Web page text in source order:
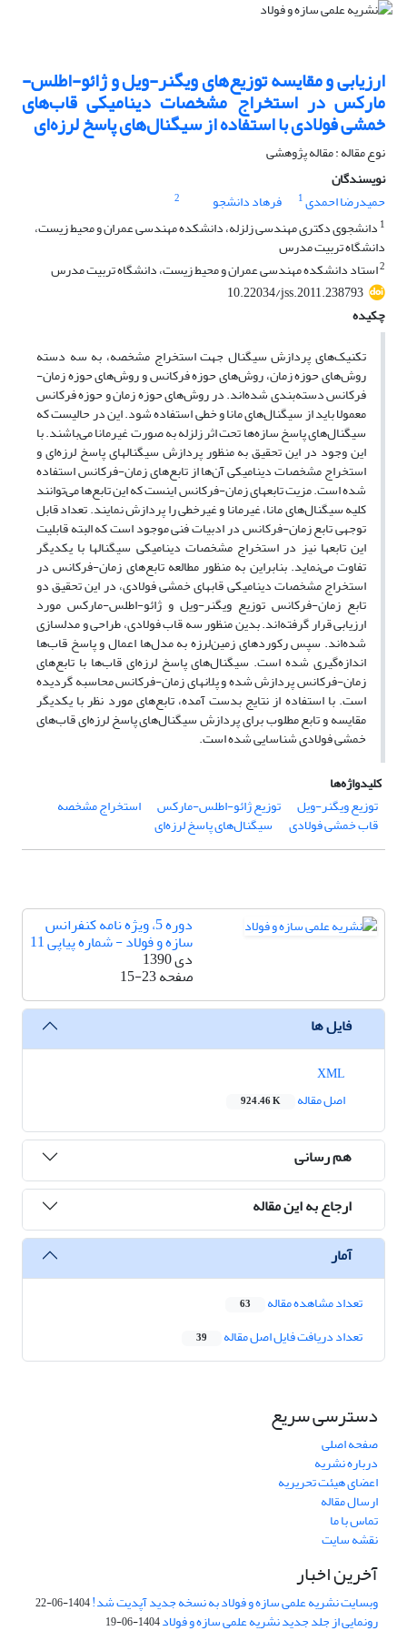
ارزیابی و مقایسه توزیع‌های ویگنر-ویل و ژائو-اطلس-
مارکس در استخراج مشخصات دینامیکی قاب‌های
خمشی فولادی با استفاده از سیگنال‌های پاسخ لرزه‌ای
نوع مقاله : مقاله پژوهشی
نویسندگان
حمیدرضا احمدی1 فرهاد دانشجو
2
1 دانشجوی دکتری مهندسی زلزله، دانشکده مهندسی عمران و محیط زیست،
دانشگاه تربیت مدرس
2استاد دانشکده مهندسی عمران و محیط زیست، دانشگاه تربیت مدرس
10.22034/jss.2011.238793
چکیده
تکنیک‌های پردازش سیگنال جهت استخراج مشخصه، به سه دسته
روش‌‏های حوزه زمان، روش‏‌های حوزه فرکانس و روش‌‏های حوزه زمان-
فرکانس دسته‌بندی شده‌اند. در روش‌های حوزه زمان و حوزه فرکانس
معمولا باید از سیگنال‌های مانا و خطی استفاده شود. این در حالیست که
سیگنال‌های پاسخ سازه‌ها تحت اثر زلزله به صورت غیرمانا می‌باشند. با
این وجود در این تحقیق به منظور پردازش سیگنالهای پاسخ لرزه‌ای و
استخراج مشخصات دینامیکی آن‌ها از تابع‌های زمان-فرکانس استفاده
شده است. مزیت تابعهای زمان-فرکانس اینست که این تابع‌ها می‌توانند
کلیه سیگنال‌های مانا، غیرمانا و غیرخطی را پردازش نمایند. تعداد قابل
توجهی تابع زمان-فرکانس در ادبیات فنی موجود است که البته قابلیت
این تابعها نیز در استخراج مشخصات دینامیکی سیگنالها با یکدیگر
تفاوت می‌نماید. بنابراین به منظور مطالعه تابع‌های زمان-فرکانس در
استخراج مشخصات دینامیکی قابهای خمشی فولادی، در این تحقیق دو
تابع زمان-فرکانس توزیع ویگنر-ویل و ژائو-اطلس-مارکس مورد
ارزیابی قرار گرفته‌اند. بدین منظور سه قاب فولادی، طراحی و مدلسازی
شده‌اند. سپس رکوردهای زمین‌لرزه به مدل‌ها اعمال و پاسخ قاب‌ها
اندازه‌گیری شده است. سیگنال‌های پاسخ لرزه‌ای قاب‌ها با تابع‌های
زمان-فرکانس پردازش شده و پلانهای زمان-فرکانس محاسبه گردیده
است. با استفاده از نتایج بدست آمده، تابع‌های مورد نظر با یکدیگر
مقایسه و تابع مطلوب برای پردازش سیگنال‌های پاسخ لرزه‌ای قاب‌های
خمشی فولادی شناسایی شده است.
کلیدواژه‌ها
توزیع ویگنر-ویل
توزیع ژائو-اطلس-مارکس استخراج مشخصه
قاب خمشی فولادی سیگنال‌های پاسخ لرزه‌ای
دوره 5، ویژه نامه کنفرانس
سازه و فولاد - شماره پیاپی 11
دی 1390
صفحه15-23
فایل ها
اصل مقاله
924.46 K
هم رسانی
ارجاع به این مقاله
آمار
تعداد مشاهده مقاله 63
تعداد دریافت فایل اصل مقاله 39
دسترسی سریع
صفحه اصلی
درباره نشریه
اعضای هیئت تحریریه
ارسال مقاله
تماس با ما
نقشه سایت
آخرین اخبار
وبسایت نشریه علمی سازه و فولاد به نسخه جدید آپدیت شد!1404-06-22
رونمایی از جلد جدید نشریه علمی سازه و فولاد1404-06-19